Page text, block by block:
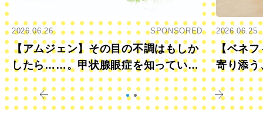
2026.06.26 SPONSORED
【アムジェン】その目の不調はもしか
したら……。甲状腺眼症を知っていま
すか？
2026.06.25
【ベネフ
寄り添う
きに